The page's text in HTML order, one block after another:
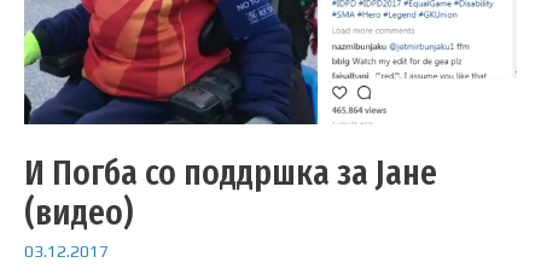
И Погба со поддршка за Јане
(видео)
03.12.2017